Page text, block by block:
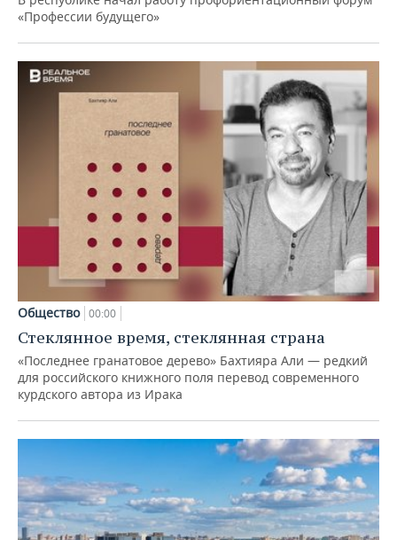
«Профессии будущего»
Общество 00:00
Стеклянное время, стеклянная страна
«Последнее гранатовое дерево» Бахтияра Али — редкий
для российского книжного поля перевод современного
курдского автора из Ирака